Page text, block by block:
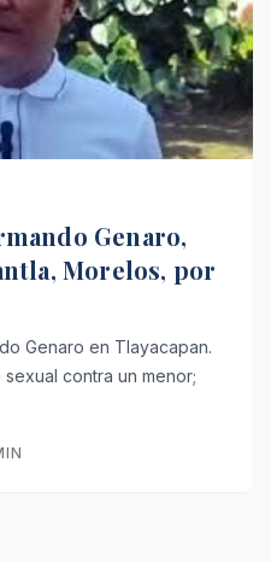
Genaro,
Morelos, por
Genaro en Tlayacapan.
contra un menor;